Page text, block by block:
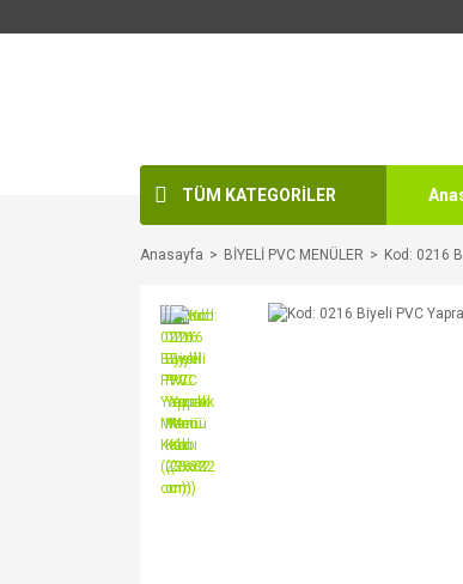
TÜM KATEGORİLER
Anasayfa BİYELİ PVC MENÜLER Kod: 0216